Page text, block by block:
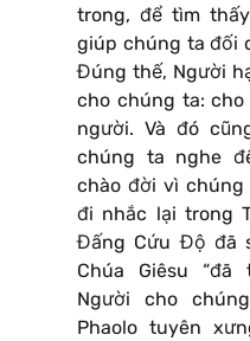
trong, để tìm
giúp chúng ta đối
Đúng thế, Người
cho chúng ta:
người. Và đó
chúng ta nghe
chào đời vì chúng
đi nhắc lại trong
Đấng Cứu Độ đã
Chúa Giêsu
Người cho
Phaolo tuyên